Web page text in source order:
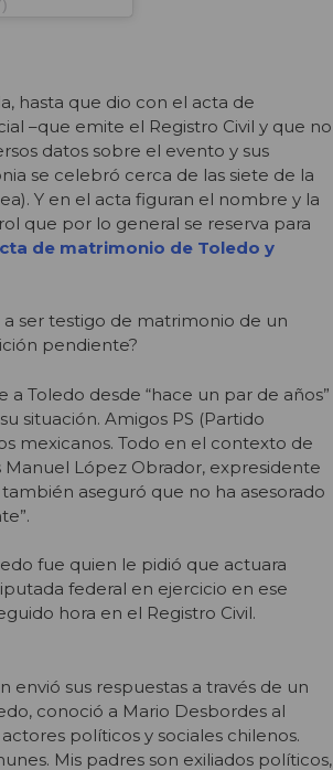
hasta que dio con el acta de
–que emite el Registro Civil y que no
datos sobre el evento y sus
se celebró cerca de las siete de la
Y en el acta figuran el nombre y la
que por lo general se reserva para
de matrimonio de Toledo y
ser testigo de matrimonio de un
pendiente?
Toledo desde “hace un par de años”
situación. Amigos PS (Partido
mexicanos. Todo en el contexto de
López Obrador, expresidente
aseguró que no ha asesorado
fue quien le pidió que actuara
federal en ejercicio en ese
hora en el Registro Civil.
envió sus respuestas a través de un
conoció a Mario Desbordes al
políticos y sociales chilenos.
Mis padres son exiliados políticos,